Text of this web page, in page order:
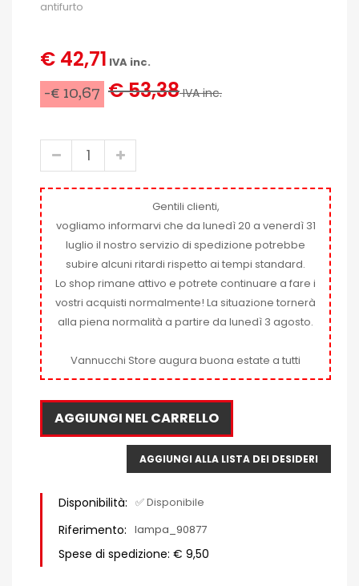
antifurto
€ 42,71 IVA inc.
-€ 10,67 € 53,38IVA inc.
Gentili clienti,
vogliamo informarvi che da lunedì 20 a venerdì 31
luglio il nostro servizio di spedizione potrebbe
subire alcuni ritardi rispetto ai tempi standard.
Lo shop rimane attivo e potrete continuare a fare i
vostri acquisti normalmente! La situazione tornerà
alla piena normalità a partire da lunedì 3 agosto.
Vannucchi Store augura buona estate a tutti
AGGIUNGI NEL CARRELLO
AGGIUNGI ALLA LISTA DEI DESIDERI
Disponibilità: ✅ Disponibile
Riferimento: lampa_90877
Spese di spedizione: € 9,50